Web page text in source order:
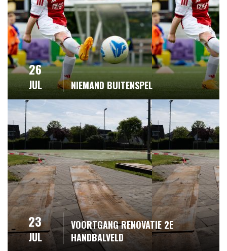
26
JUL NIEMAND BUITENSPEL
23
JUL
VOORTGANG RENOVATIE 2E
HANDBALVELD